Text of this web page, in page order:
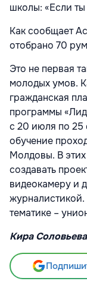
школы: «Если
Как сообщает
отобрано 70
Это не первая
молодых умов.
гражданская
программы
с 20 июля по 25
обучение
Молдовы. В
создавать
видеокамеру и
журналистикой.
тематике –
Кира Соловьева